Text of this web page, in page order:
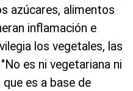
azúcares, alimentos
inflamación e
los vegetales, las
es ni vegetariana ni
es a base de